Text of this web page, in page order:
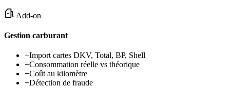
Add-on
Gestion carburant
+Import cartes DKV, Total, BP, Shell
+Consommation réelle vs théorique
+Coût au kilomètre
+Détection de fraude